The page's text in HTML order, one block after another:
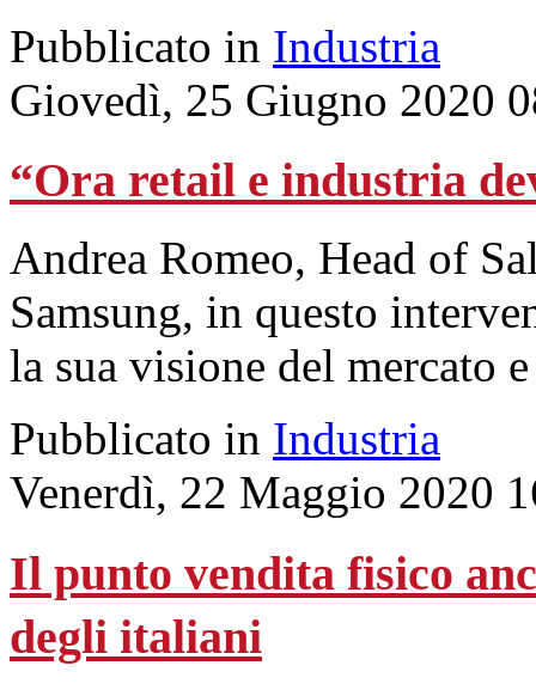
Pubblicato in Industria
Giovedì, 25 Giugno 2020
“Ora retail e industria
Andrea Romeo, Head of
Samsung, in questo
la sua visione del mercato
Pubblicato in Industria
Venerdì, 22 Maggio 2020
Il punto vendita fisico
degli italiani